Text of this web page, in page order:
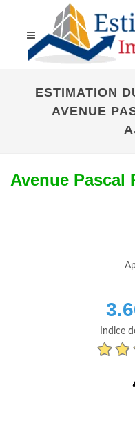
ESTIMATION
AVENUE
Avenue Pascal
Indice